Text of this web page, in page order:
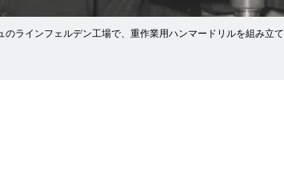
のラインフェルデン工場で、重作業用ハンマードリルを組み立て